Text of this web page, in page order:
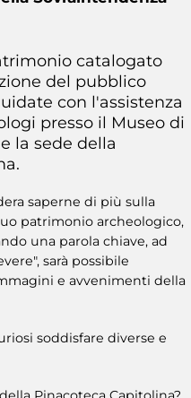
catalogato
del pubblico
con l'assistenza
presso il Museo di
la sede della
saperne di più sulla
patrimonio archeologico,
una parola chiave, ad
sarà possibile
e avvenimenti della
soddisfare diverse e